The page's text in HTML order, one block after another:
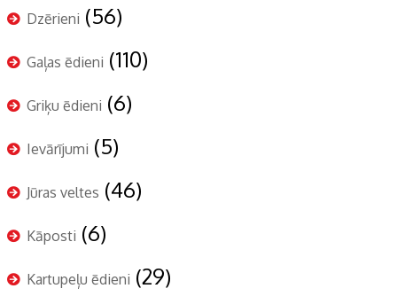
Dzērieni (56)
Gaļas ēdieni (110)
Griķu ēdieni (6)
Ievārījumi (5)
Jūras veltes (46)
Kāposti (6)
Kartupeļu ēdieni (29)